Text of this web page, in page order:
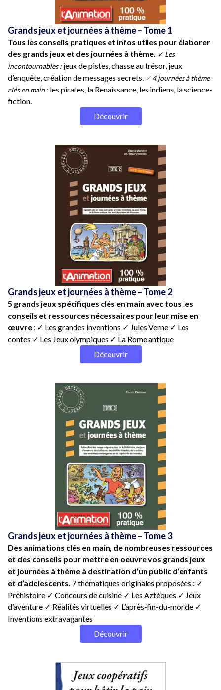
Grands jeux et journées à thème – Tome 1
Tous les conseils pratiques et infos utiles pour élaborer
des grands jeux et des journées à thème. ✓ Les
incontournables : jeux de pistes, chasse au trésor, jeux
d’enquête, création de messages secrets. ✓ 4 journées à thème
clés en main: les pirates, la Renaissance, les indiens, la science-
fiction.
Découvrir
Grands jeux et journées à thème – Tome 2
5 grands jeux spécifiques clés en main avec tous les
conseils et ressources nécessaires pour leur mise en
œuvre : ✓ Les grandes inventions ✓ Jules Verne ✓ Les
contes ✓ Les Jeux olympiques ✓ La Rome antique
Découvrir
Grands jeux et journées à thème – Tome 3
Des animations clés en main, de nombreuses ressources
et des conseils pour mettre en oeuvre vos grands jeux
et journées à thème à destination d’un public d’enfants
et d’adolescents. 7 thématiques originales proposées : ✓
Préhistoire ✓ Concours de cuisine ✓ Les Aztèques ✓ Jeux
d’aventure ✓ Réalités virtuelles ✓ L’après-fin-du-monde ✓
Inventions extravagantes
Découvrir